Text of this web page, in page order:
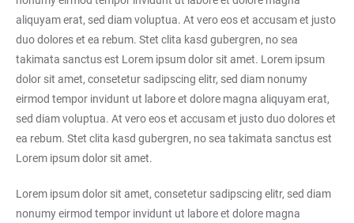
aliquyam erat, sed diam voluptua. At vero eos et accusam et justo
duo dolores et ea rebum. Stet clita kasd gubergren, no sea
takimata sanctus est Lorem ipsum dolor sit amet. Lorem ipsum
dolor sit amet, consetetur sadipscing elitr, sed diam nonumy
eirmod tempor invidunt ut labore et dolore magna aliquyam erat,
sed diam voluptua. At vero eos et accusam et justo duo dolores et
ea rebum. Stet clita kasd gubergren, no sea takimata sanctus est
Lorem ipsum dolor sit amet.
Lorem ipsum dolor sit amet, consetetur sadipscing elitr, sed diam
nonumy eirmod tempor invidunt ut labore et dolore magna